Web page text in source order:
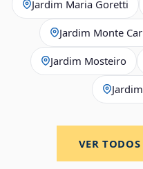
Jardim Maria Goretti
Jardim Monte
Jardim Mosteiro
VER TODOS